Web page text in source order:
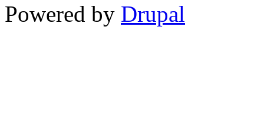
Powered by Drupal